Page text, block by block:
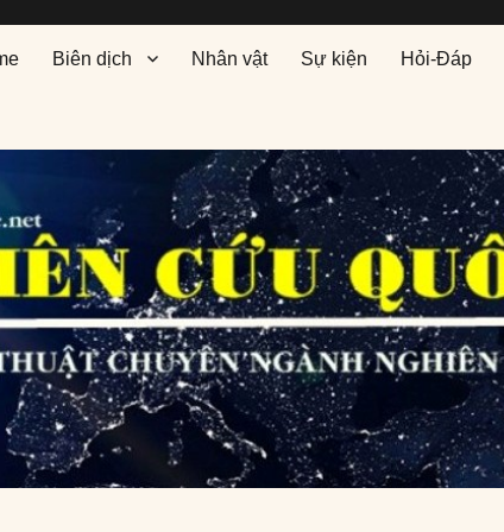
Biên dịch Nhân vật Sự kiện Hỏi-Đáp